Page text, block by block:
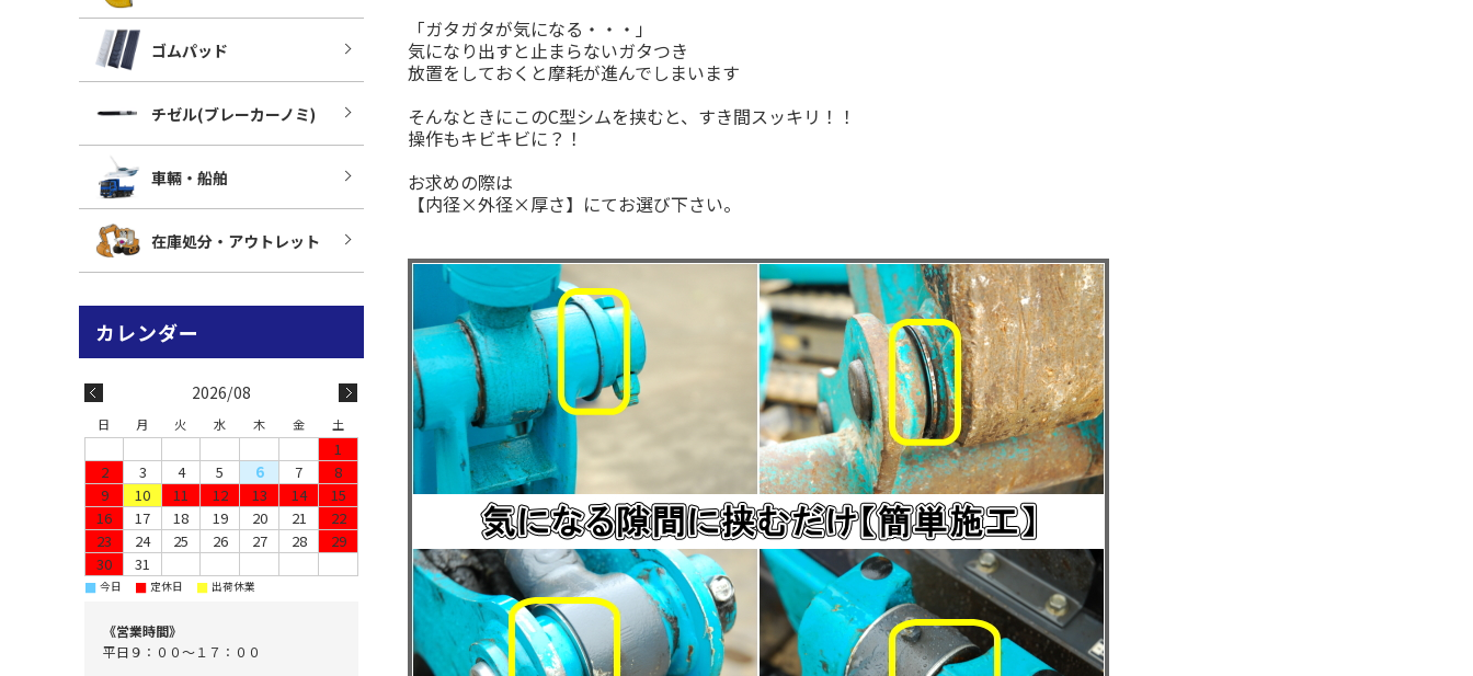
「ガタガタが気になる・・・」
気になり出すと止まらないガタつき
放置をしておくと摩耗が進んでしまいます
そんなときにこのC型シムを挟むと、すき間スッキリ！！
操作もキビキビに？！
お求めの際は
【内径×外径×厚さ】にてお選び下さい。
ゴムパッド
チゼル(ブレーカーノミ)
車輛・船舶
在庫処分・アウトレット
2026/08
日 月 火 水 木 金 土
1
2
3 4 5 6 7
8
9
10 11 12 13 14
15
16
17 18 19 20 21
22
23
24 25 26 27 28
29
30
31
■ 今日 ■ 定休日 ■ 出荷休業
《営業時間》
平日９：００～１７：００